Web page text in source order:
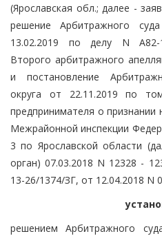
(Ярославская обл.; далее -
решение Арбитражного
13.02.2019 по делу N А82-
Второго арбитражного
и постановление
округа от 22.11.2019 по
предпринимателя о
Межрайонной инспекции
3 по Ярославской области
орган) 07.03.2018 N 12328 -
13-26/1374/ЗГ, от 12.04.2018 N
решением Арбитражного